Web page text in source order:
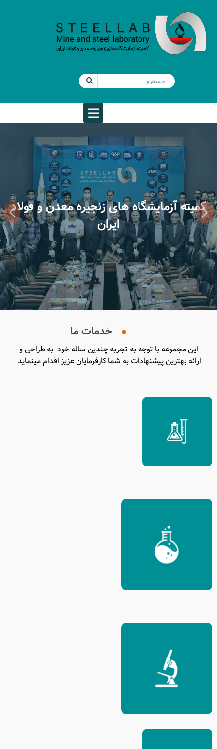
کمیته آزمایشگاه های زنجیره معدن و فولاد
ایران
خدمات ما
این مجموعه با توجه به تجربه چندین ساله خود به طراحی و
ارائه بهترین پیشنهادات به شما کارفرمایان عزیز اقدام مینماید